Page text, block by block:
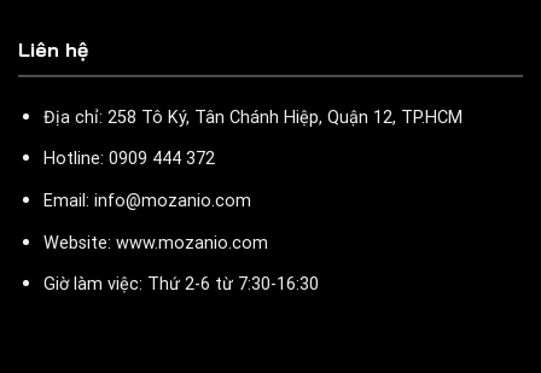
Liên hệ
Địa chỉ: 258 Tô Ký, Tân Chánh Hiệp, Quận 12, TP.HCM
Hotline: 0909 444 372
Email: info@mozanio.com
Website: www.mozanio.com
Giờ làm việc: Thứ 2-6 từ 7:30-16:30